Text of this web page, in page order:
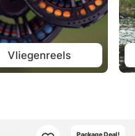
Vliegenreels
Package Deal!